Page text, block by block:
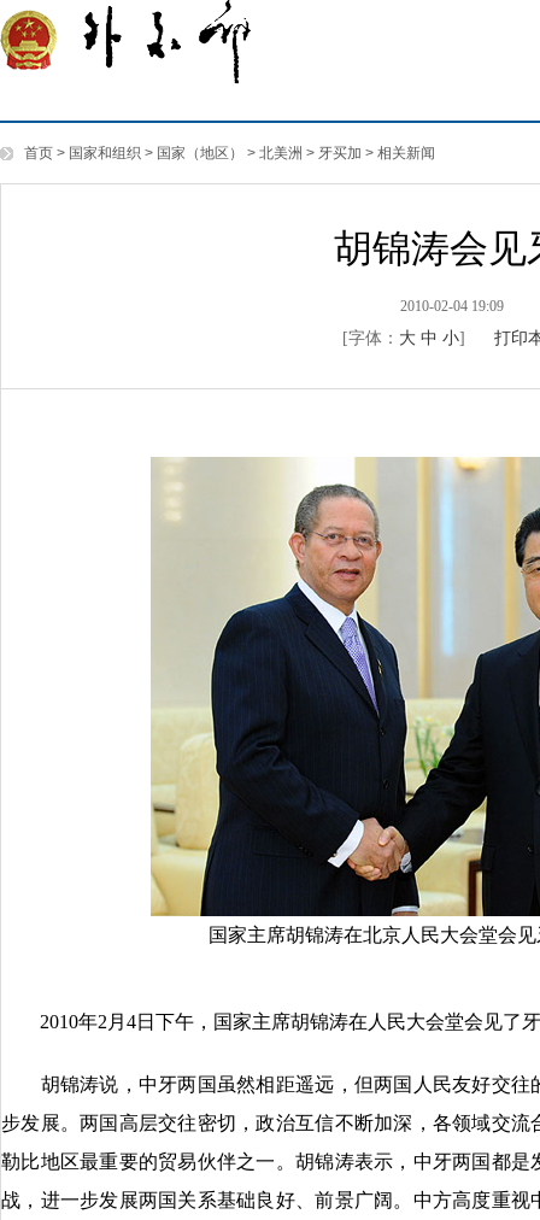
首页 > 国家和组织 > 国家（地区） > 北美洲 > 牙买加 > 相关新闻
胡锦涛会见
2010-02-04 19:09
[字体： 大 中 小] 打印
国家主席胡锦涛在北京人民大会堂会
2010年2月4日下午，国家主席胡锦涛在人民大会堂会见了
胡锦涛说，中牙两国虽然相距遥远，但两国人民友好交往
步发展。两国高层交往密切，政治互信不断加深，各领域交
勒比地区最重要的贸易伙伴之一。胡锦涛表示，中牙两国都
战，进一步发展两国关系基础良好、前景广阔。中方高度重